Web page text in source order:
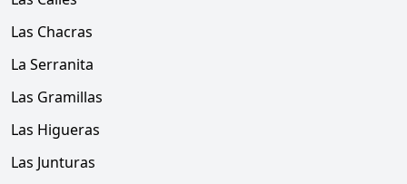
Las Chacras
La Serranita
Las Gramillas
Las Higueras
Las Junturas